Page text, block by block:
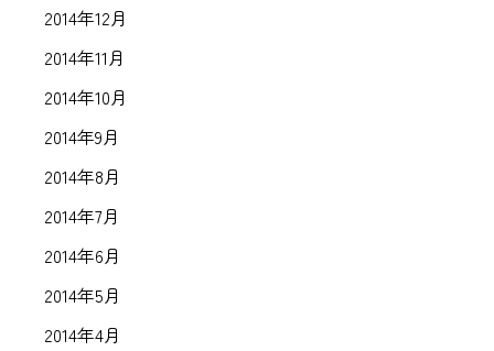
2014年12月
2014年11月
2014年10月
2014年9月
2014年8月
2014年7月
2014年6月
2014年5月
2014年4月